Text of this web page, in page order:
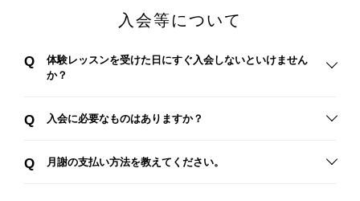
入会等について
Q
体験レッスンを受けた日にすぐ入会しないといけません
か？
Q 入会に必要なものはありますか？
Q 月謝の支払い方法を教えてください。